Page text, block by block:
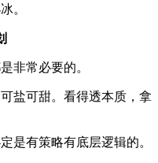
。
非常必要的。
盐可甜。看得透本质，拿
是有策略有底层逻辑的。